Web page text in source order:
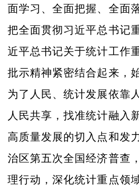
面学习、全面把握、全面
把全面贯彻习近平总书记
近平总书记关于统计工作
批示精神紧密结合起来，
为了人民、统计发展依靠
人民共享，找准统计融入
高质量发展的切入点和发
治区第五次全国经济普查
理行动，深化统计重点领